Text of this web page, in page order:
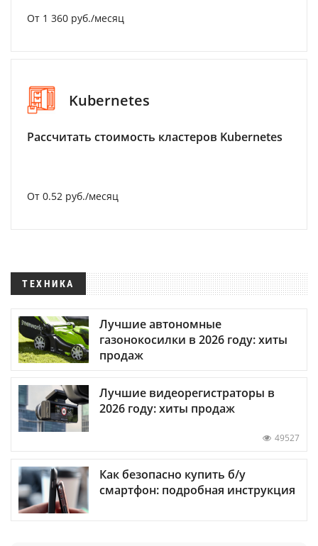
От 1 360 руб./месяц
Kubernetes
Рассчитать стоимость кластеров Kubernetes
От 0.52 руб./месяц
ТЕХНИКА
Лучшие автономные
газонокосилки в 2026 году: хиты
продаж
Лучшие видеорегистраторы в
2026 году: хиты продаж
49527
Как безопасно купить б/у
смартфон: подробная инструкция